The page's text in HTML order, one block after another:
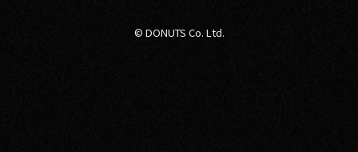
© DONUTS Co. Ltd.